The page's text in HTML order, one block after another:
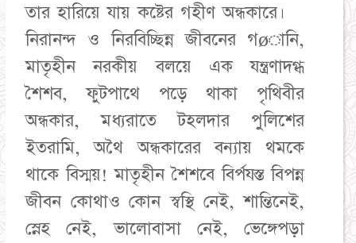
তার হারিয়ে যায় কষ্টের গহীণ অন্ধকারে।
নিরানন্দ ও নিরবিচ্ছিন্ন জীবনের গøানি,
মাতৃহীন নরকীয় বলয়ে এক যন্ত্রণাদগ্ধ
শৈশব, ফুটপাথে পড়ে থাকা পৃথিবীর
অন্ধকার, মধ্যরাতে টহলদার পুলিশের
ইতরামি, অথৈ অন্ধকারের বন্যায় থমকে
থাকে বিস্ময়! মাতৃহীন শৈশবে বির্পযস্ত বিপন্ন
জীবন কোথাও কোন স্বস্থি নেই, শান্তিনেই,
স্নেহ নেই, ভালোবাসা নেই, ভেঙ্গেপড়া